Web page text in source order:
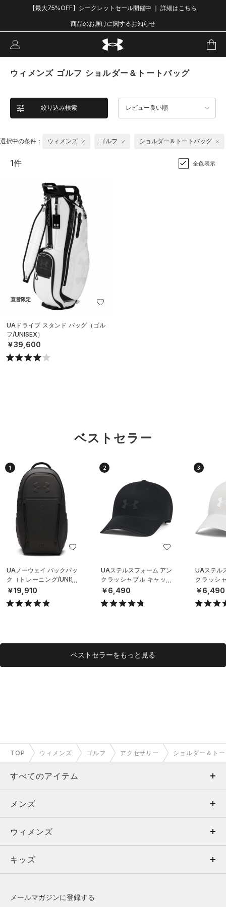
【最大75%OFF】シークレットセール開催中 ｜ 詳細はこちら
商品のお届けに関するお知らせ
ウィメンズ ゴルフ ショルダー＆トートバッグ
絞り込み検索 レビュー良い順
選択中の条件： ウィメンズ ゴルフ ショルダー＆トートバッグ
1件 全色表示
直営限定
UAドライブ スタンド バッグ（ゴル
フ/UNISEX）
￥39,600
ベストセラー
1
UAノーウェイ バックパッ
ク（トレーニング/UNISE
X）
￥19,910
2
UAステルスフォーム アン
クラッシャブル キャップ
（ライフスタイル/UNISE
X）
￥6,490
3
UAステル
クラッシ
（ライフ
X）
￥6,490
ベストセラーをもっと見る
TOP ウィメンズ ゴルフ アクセサリー ショルダー＆ト
すべてのアイテム
メンズ
ウィメンズ
キッズ
メンズ
トップス
ボトムス
ウィメンズ
トップス
キッズ
メールマガジンに登録する